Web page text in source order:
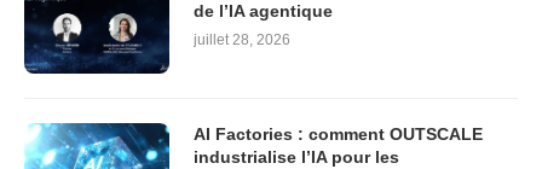
de l’IA agentique
juillet 28, 2026
AI Factories : comment OUTSCALE
industrialise l’IA pour les